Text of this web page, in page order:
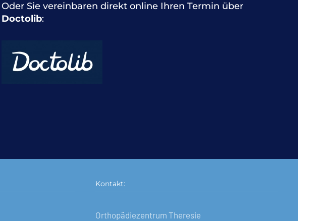
Oder Sie vereinbaren direkt online Ihren Termin über
Doctolib:
Kontakt:
Orthopädiezentrum Theresie